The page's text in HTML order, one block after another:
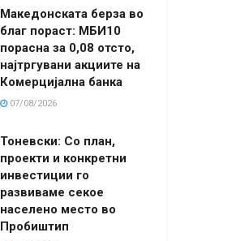
Македонската берза во
благ пораст: МБИ10
порасна за 0,08 отсто,
најтргувани акциите на
Комерцијална банка
07/08/2026
Тоневски: Со план,
проекти и конкретни
инвестиции го
развиваме секое
населено место во
Пробиштип